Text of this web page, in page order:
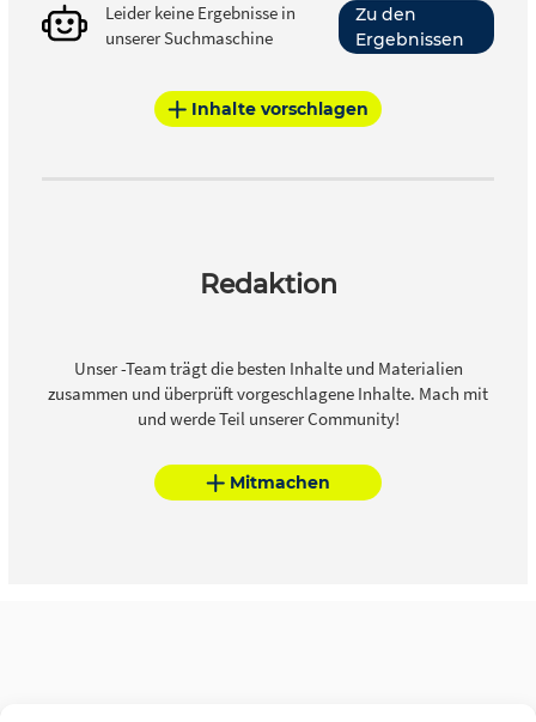
Leider keine Ergebnisse in
unserer Suchmaschine
Zu den
Ergebnissen
Inhalte vorschlagen
Redaktion
Unser -Team trägt die besten Inhalte und Materialien
zusammen und überprüft vorgeschlagene Inhalte. Mach mit
und werde Teil unserer Community!
Mitmachen